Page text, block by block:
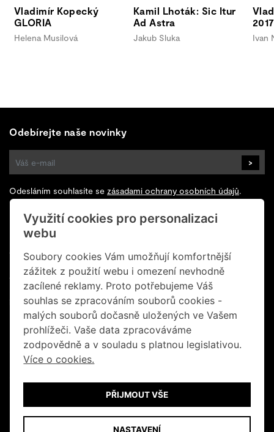
Vladimír Kopecký
GLORIA
Helena Musilová
Kamil Lhoták: Sic Itur
Ad Astra
Jakub Sluka Ivan
Odebírejte naše novinky
>
Odesláním souhlasíte se zásadami ochrany osobních údajů.
Sledujte nás na Facebooku
+420 602 200 928
+420 702 131 673
info@retrogallery.cz
Informace o cookies
Obchodní podmínky
Využití cookies pro personalizaci
webu
Soubory cookies Vám umožňují komfortnější
zážitek z použití webu i omezení nevhodně
zacílené reklamy. Proto potřebujeme Váš
souhlas se zpracováním souborů cookies -
malých souborů dočasně uložených ve Vašem
prohlížeči. Vaše data zpracováváme
zodpovědně a v souladu s platnou legislativou.
Více o cookies.
PŘIJMOUT VŠE
NASTAVENÍ